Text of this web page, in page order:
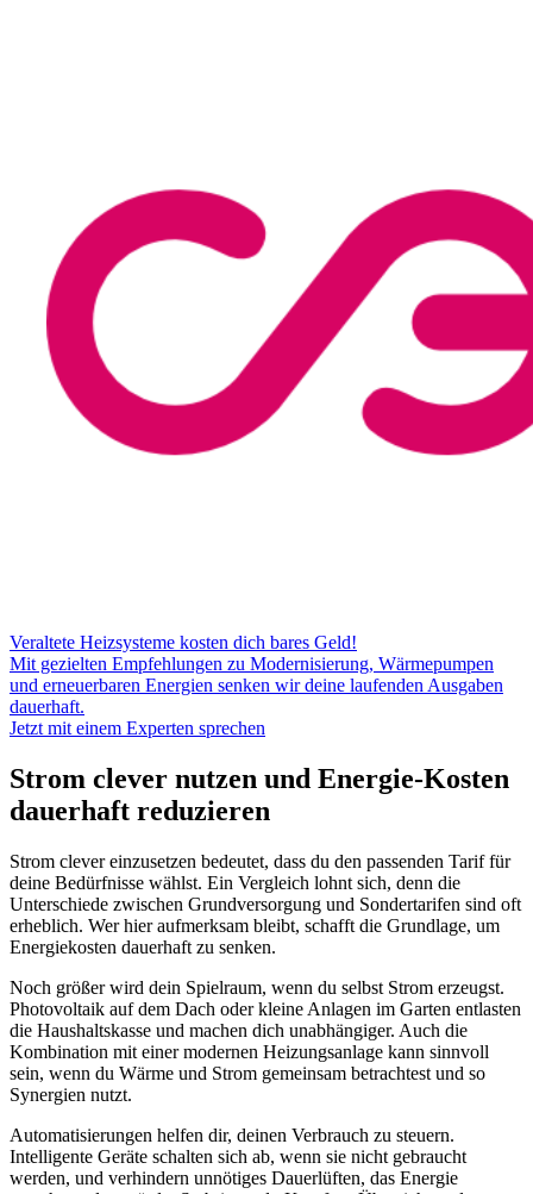
Veraltete Heizsysteme kosten dich bares Geld!
Mit gezielten Empfehlungen zu Modernisierung, Wärmepumpen
und erneuerbaren Energien senken wir deine laufenden Ausgaben
dauerhaft.
Jetzt mit einem Experten sprechen
Strom clever nutzen und Energie-Kosten
dauerhaft reduzieren
Strom clever einzusetzen bedeutet, dass du den passenden Tarif für
deine Bedürfnisse wählst. Ein Vergleich lohnt sich, denn die
Unterschiede zwischen Grundversorgung und Sondertarifen sind oft
erheblich. Wer hier aufmerksam bleibt, schafft die Grundlage, um
Energiekosten dauerhaft zu senken.
Noch größer wird dein Spielraum, wenn du selbst Strom erzeugst.
Photovoltaik auf dem Dach oder kleine Anlagen im Garten entlasten
die Haushaltskasse und machen dich unabhängiger. Auch die
Kombination mit einer modernen Heizungsanlage kann sinnvoll
sein, wenn du Wärme und Strom gemeinsam betrachtest und so
Synergien nutzt.
Automatisierungen helfen dir, deinen Verbrauch zu steuern.
Intelligente Geräte schalten sich ab, wenn sie nicht gebraucht
werden, und verhindern unnötiges Dauerlüften, das Energie